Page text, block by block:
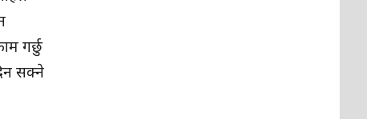
गर्छु
सक्ने